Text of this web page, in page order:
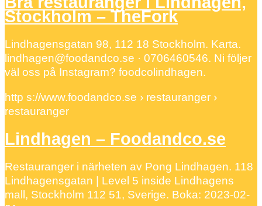
Stockholm – TheFork
Lindhagensgatan 98, 112 18 Stockholm. Karta.
lindhagen@foodandco.se · 0706460546. Ni följer
väl oss på Instagram? foodcolindhagen.
http s://www.foodandco.se › restauranger ›
restauranger
Lindhagen – Foodandco.se
Restauranger i närheten av Pong Lindhagen. 118
Lindhagensgatan | Level 5 inside Lindhagens
mall, Stockholm 112 51, Sverige. Boka: 2023-02-